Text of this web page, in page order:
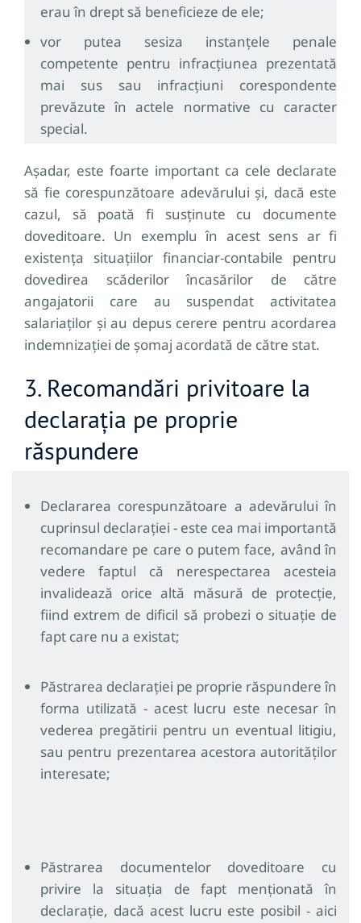
erau în drept să beneficieze de ele;
vor putea sesiza instanțele penale
competente pentru infracțiunea prezentată
mai sus sau infracțiuni corespondente
prevăzute în actele normative cu caracter
special.
Așadar, este foarte important ca cele declarate
să fie corespunzătoare adevărului și, dacă este
cazul, să poată fi susținute cu documente
doveditoare. Un exemplu în acest sens ar fi
existența situațiilor financiar-contabile pentru
dovedirea scăderilor încasărilor de către
angajatorii care au suspendat activitatea
salariaților și au depus cerere pentru acordarea
indemnizației de șomaj acordată de către stat.
3. Recomandări privitoare la
declarația pe proprie
răspundere
Declararea corespunzătoare a adevărului în
cuprinsul declarației - este cea mai importantă
recomandare pe care o putem face, având în
vedere faptul că nerespectarea acesteia
invalidează orice altă măsură de protecție,
fiind extrem de dificil să probezi o situație de
fapt care nu a existat;
Păstrarea declarației pe proprie răspundere în
forma utilizată - acest lucru este necesar în
vederea pregătirii pentru un eventual litigiu,
sau pentru prezentarea acestora autorităților
interesate;
Păstrarea documentelor doveditoare cu
privire la situația de fapt menționată în
declarație, dacă acest lucru este posibil - aici